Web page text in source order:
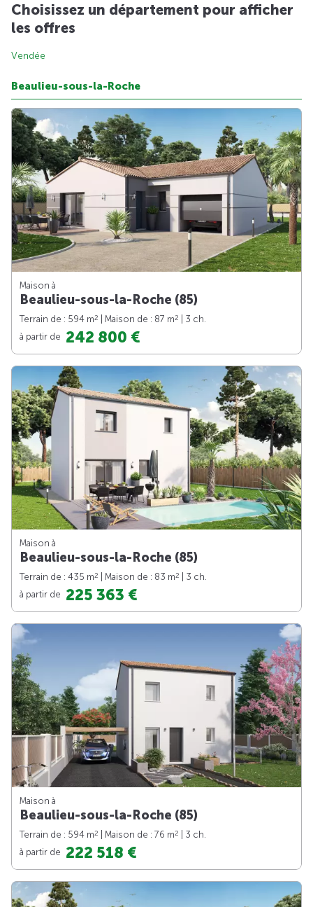
Choisissez un département pour afficher
les offres
Vendée
Beaulieu-sous-la-Roche
Maison à
Beaulieu-sous-la-Roche (85)
Terrain de : 594 m2 | Maison de : 87 m2
| 3 ch.
à partir de 242 800 €
Maison à
Beaulieu-sous-la-Roche (85)
Terrain de : 435 m2 | Maison de : 83 m2
| 3 ch.
à partir de 225 363 €
Maison à
Beaulieu-sous-la-Roche (85)
Terrain de : 594 m2 | Maison de : 76 m2
| 3 ch.
à partir de 222 518 €